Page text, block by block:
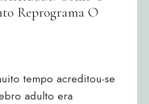
Reprograma O
tempo acreditou-se
adulto era